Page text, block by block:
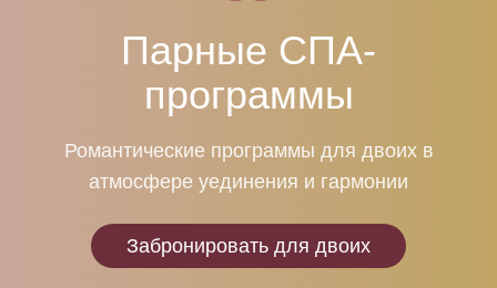
Парные СПА-
программы
Романтические программы для двоих в
атмосфере уединения и гармонии
Забронировать для двоих